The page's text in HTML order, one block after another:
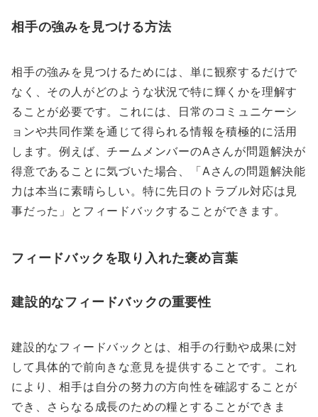
相手の強みを見つける方法
相手の強みを見つけるためには、単に観察するだけで
なく、その人がどのような状況で特に輝くかを理解す
ることが必要です。これには、日常のコミュニケーシ
ョンや共同作業を通じて得られる情報を積極的に活用
します。例えば、チームメンバーのAさんが問題解決が
得意であることに気づいた場合、「Aさんの問題解決能
力は本当に素晴らしい。特に先日のトラブル対応は見
事だった」とフィードバックすることができます。
フィードバックを取り入れた褒め言葉
建設的なフィードバックの重要性
建設的なフィードバックとは、相手の行動や成果に対
して具体的で前向きな意見を提供することです。これ
により、相手は自分の努力の方向性を確認することが
でき、さらなる成長のための糧とすることができま